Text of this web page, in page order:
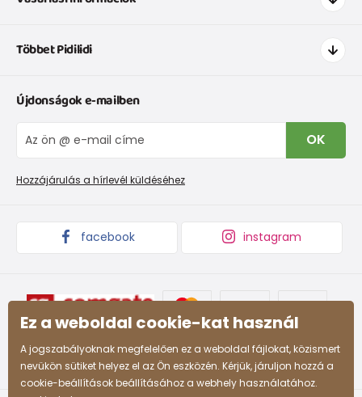
Szállítás és fizetés
Cipőmérettáblázat
IVisszaküldések és reklamációk
Panaszkezelési eljárás
Többet Pidilidi
Rólunk
Blog
Nagykereskedelem PiDiLiDi
Áruk begyűjtése
Újdonságok e-mailben
OK
Hozzájárulás a hírlevél küldéséhez
facebook instagram
Ez a weboldal cookie-kat használ
A jogszabályoknak megfelelően ez a weboldal fájlokat, közismert
nevükön sütiket helyez el az Ön eszközén. Kérjük, járuljon hozzá a
cookie-beállítások beállításához a webhely használatához.